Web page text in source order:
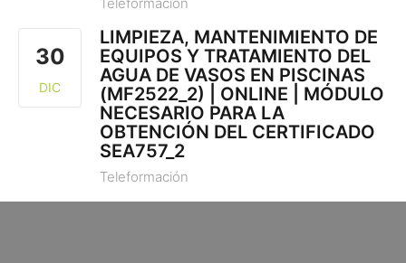
30
DIC
LIMPIEZA, MANTENIMIENTO DE
EQUIPOS Y TRATAMIENTO DEL
AGUA DE VASOS EN PISCINAS
(MF2522_2) | ONLINE | MÓDULO
NECESARIO PARA LA
OBTENCIÓN DEL CERTIFICADO
SEA757_2
Teleformación